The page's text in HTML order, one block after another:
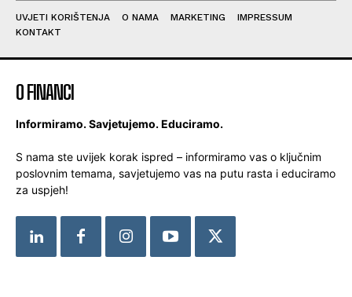
UVJETI KORIŠTENJA O NAMA MARKETING
IMPRESSUM
KONTAKT
O FINANCI
Informiramo. Savjetujemo. Educiramo.
S nama ste uvijek korak ispred – informiramo vas o ključnim
poslovnim temama, savjetujemo vas na putu rasta i educiramo
za uspjeh!